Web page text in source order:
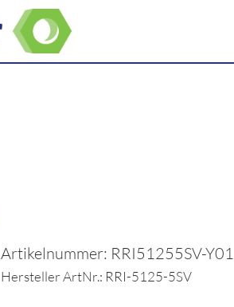
Artikelnummer: RRI51255SV-Y01
Hersteller ArtNr.: RRI-5125-5SV